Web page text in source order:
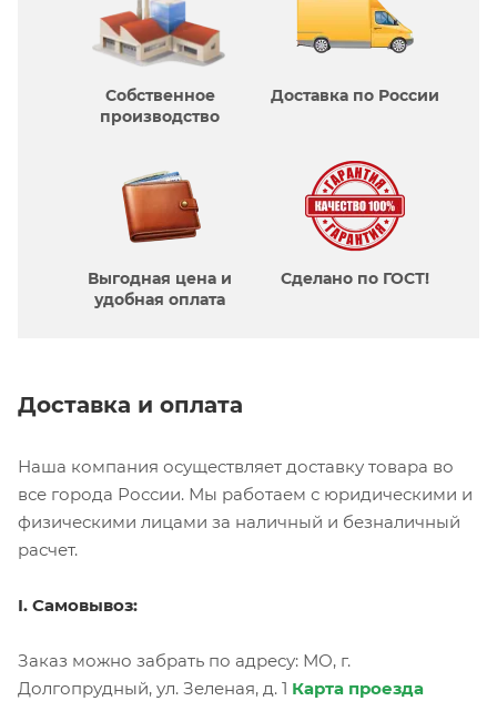
Собственное
производcтво
Доставка по России
Выгодная цена и
удобная оплата
Сделано по ГОСТ!
Доставка и оплата
Наша компания осуществляет доставку товара во
все города России. Мы работаем с юридическими и
физическими лицами за наличный и безналичный
расчет.
I. Самовывоз:
Заказ можно забрать по адресу: МО, г.
Долгопрудный, ул. Зеленая, д. 1 Карта проезда